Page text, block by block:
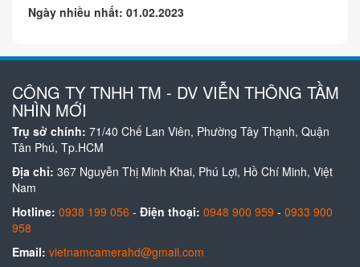
Ngày nhiều nhất: 01.02.2023
CÔNG TY TNHH TM - DV VIỄN THÔNG TẦM
NHÌN MỚI
Trụ sở chính: 71/40 Chế Lan Viên, Phường Tây Thạnh, Quận
Tân Phú, Tp.HCM
Địa chỉ: 367 Nguyễn Thị Minh Khai, Phú Lợi, Hồ Chí Minh, Việt
Nam
Hotline: 0938 199 056 - Điện thoại: 0948 900 959 - 0933 900
958
Email: vietnamcamerahd@gmail.com